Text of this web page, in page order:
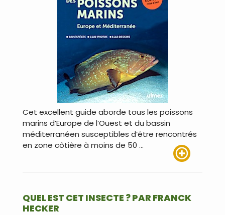
Cet excellent guide aborde tous les poissons
marins d’Europe de l’Ouest et du bassin
méditerranéen susceptibles d’être rencontrés
en zone côtière à moins de 50 …
QUEL EST CET INSECTE ? PAR FRANCK
HECKER